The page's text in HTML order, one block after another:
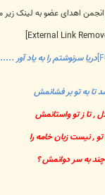
اهدای عضو به لینک زیر
دریا سرنوشتم را به یاد آور
تا به تو بر فشانمش
, تا ز تو واستانمش
, نیست زبان خامه را
چند به سر دوانمش ؟